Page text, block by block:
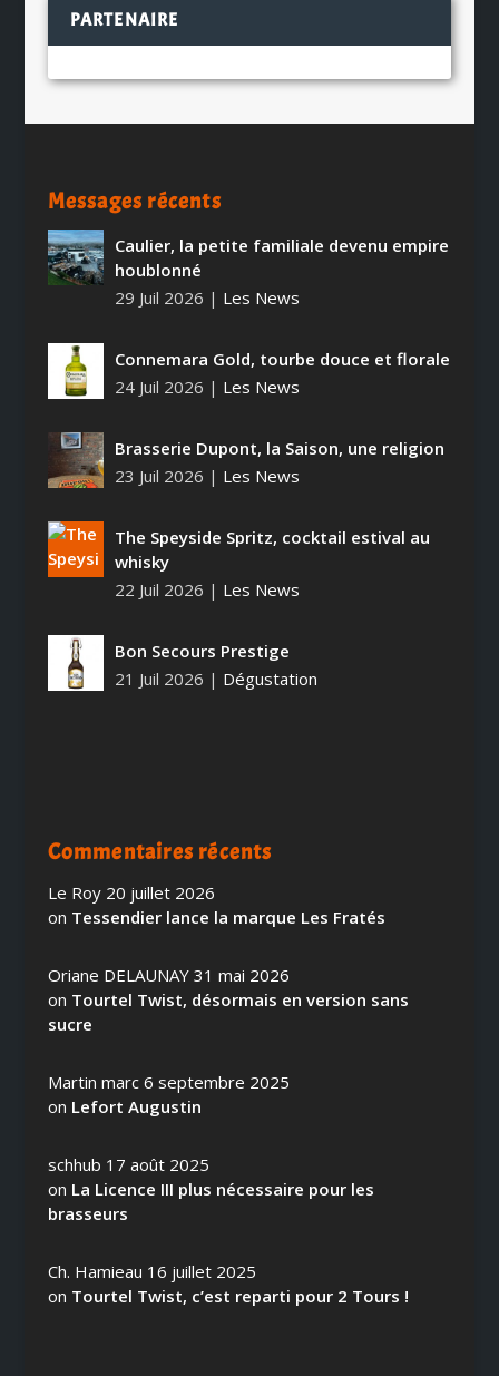
PARTENAIRE
Messages récents
Caulier, la petite familiale devenu empire
houblonné
29 Juil 2026 | Les News
Connemara Gold, tourbe douce et florale
24 Juil 2026 | Les News
Brasserie Dupont, la Saison, une religion
23 Juil 2026 | Les News
The Speyside Spritz, cocktail estival au
whisky
22 Juil 2026 | Les News
Bon Secours Prestige
21 Juil 2026 | Dégustation
Commentaires récents
Le Roy 20 juillet 2026
on Tessendier lance la marque Les Fratés
Oriane DELAUNAY 31 mai 2026
on Tourtel Twist, désormais en version sans
sucre
Martin marc 6 septembre 2025
on Lefort Augustin
schhub 17 août 2025
on La Licence III plus nécessaire pour les
brasseurs
Ch. Hamieau 16 juillet 2025
on Tourtel Twist, c’est reparti pour 2 Tours !